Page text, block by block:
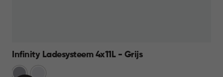
Infinity Ladesysteem 4x11L - Grijs
Licht